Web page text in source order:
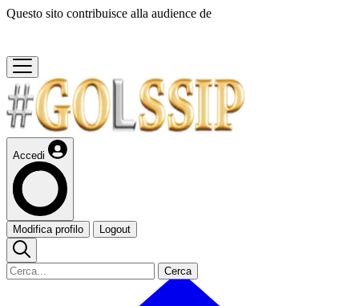
Questo sito contribuisce alla audience de
Accedi
Modifica profilo Logout
Cerca